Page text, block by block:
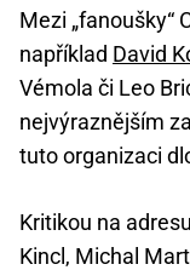
Mezi „fanoušky“
například David
Vémola či Leo
nejvýraznějším
tuto organizaci
Kritikou na
Kincl, Michal